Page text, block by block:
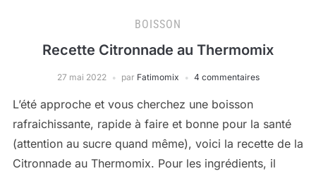
BOISSON
Recette Citronnade au Thermomix
27 mai 2022 par Fatimomix 4 commentaires
L’été approche et vous cherchez une boisson
rafraichissante, rapide à faire et bonne pour la santé
(attention au sucre quand même), voici la recette de la
Citronnade au Thermomix. Pour les ingrédients, il